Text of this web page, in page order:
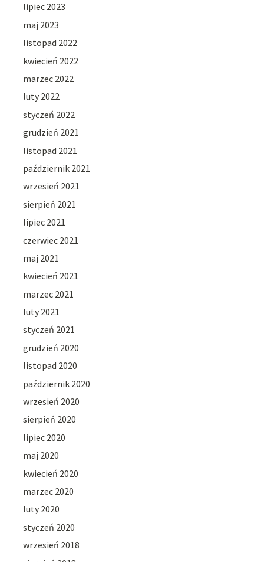
lipiec 2023
maj 2023
listopad 2022
kwiecień 2022
marzec 2022
luty 2022
styczeń 2022
grudzień 2021
listopad 2021
październik 2021
wrzesień 2021
sierpień 2021
lipiec 2021
czerwiec 2021
maj 2021
kwiecień 2021
marzec 2021
luty 2021
styczeń 2021
grudzień 2020
listopad 2020
październik 2020
wrzesień 2020
sierpień 2020
lipiec 2020
maj 2020
kwiecień 2020
marzec 2020
luty 2020
styczeń 2020
wrzesień 2018